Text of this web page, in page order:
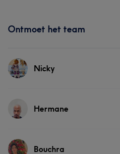
Ontmoet het team
Nicky
Hermane
Behandelingen
Bouchra